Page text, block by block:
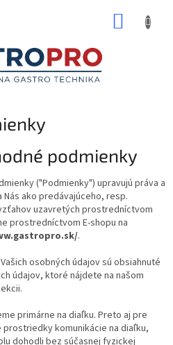
podmienky
("Podmienky") upravujú práva a
ako predávajúceho, resp.
uzavretých prostredníctvom
prostredníctvom E-shopu na
.
osobných údajov sú obsiahnuté
údajov, ktoré nájdete na našom
primárne na diaľku. Preto aj pre
komunikácie na diaľku,
dohodli bez súčasnej fyzickej